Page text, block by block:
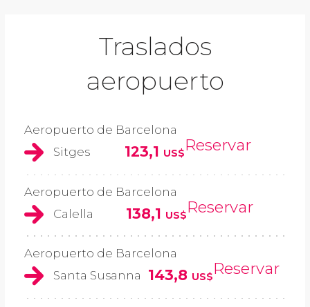
Traslados
aeropuerto
Aeropuerto de Barcelona
Sitges
123,1 US$Reservar
Aeropuerto de Barcelona
Calella
138,1 US$Reservar
Aeropuerto de Barcelona
Santa Susanna
143,8 US$Reservar